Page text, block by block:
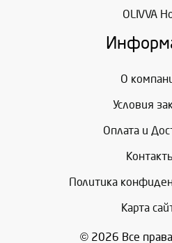
OLIVVA
О
Условия
Оплата и
Политика
Карта
© 2026 Все